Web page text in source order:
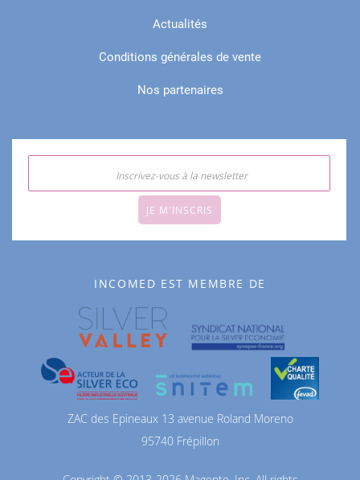
Actualités
Conditions générales de vente
Nos partenaires
JE M'INSCRIS
INCOMED EST MEMBRE DE
ZAC des Epineaux 13 avenue Roland Moreno
95740 Frépillon